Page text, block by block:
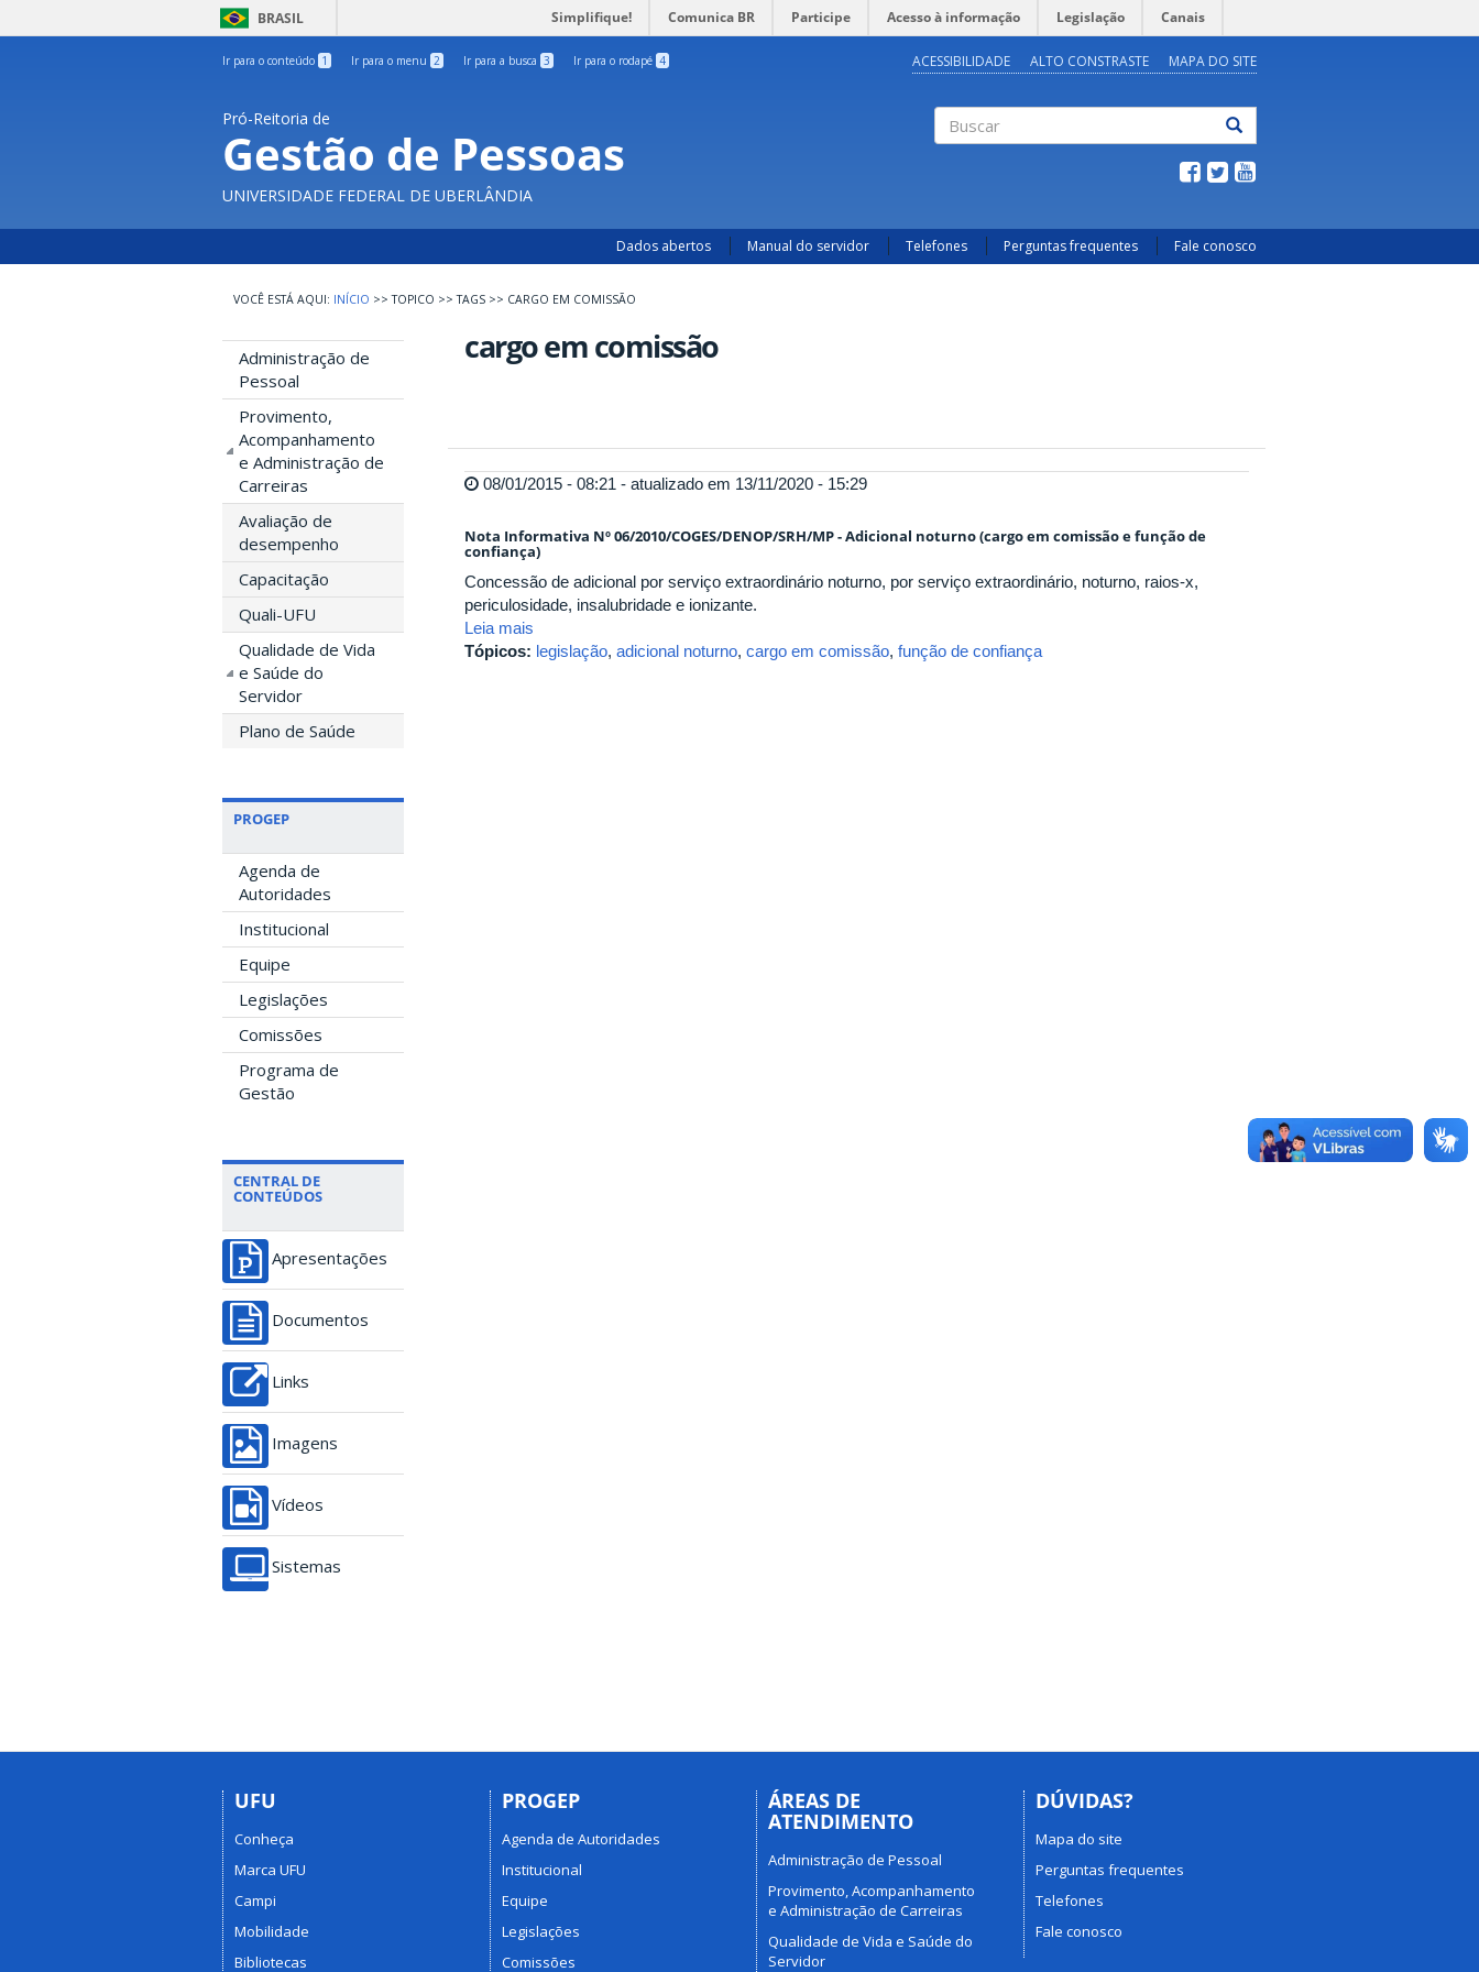
BRASIL Simplifique! Comunica BR Participe Acesso à informação Legislação Canais
Ir para o conteúdo 1 Ir para o menu 2 Ir para a busca 3 Ir para o rodapé 4 ACESSIBILIDADE ALTO CONSTRASTE MAPA DO SITE
Pró-Reitoria de
Gestão de Pessoas
UNIVERSIDADE FEDERAL DE UBERLÂNDIA
Dados abertos Manual do servidor Telefones Perguntas frequentes Fale conosco
INÍCIO >> TOPICO >> TAGS >> CARGO EM COMISSÃO
Administração de
Pessoal
Provimento,
Acompanhamento
e Administração de
Carreiras
Avaliação de
desempenho
Capacitação
Quali-UFU
Qualidade de Vida
e Saúde do
Servidor
Plano de Saúde
PROGEP
Agenda de
Autoridades
Institucional
Equipe
Legislações
Comissões
Programa de
Gestão
CENTRAL DE
CONTEÚDOS
Apresentações
Documentos
Links
Imagens
Vídeos
Sistemas
cargo em comissão
08/01/2015 - 08:21 - atualizado em 13/11/2020 - 15:29
Nota Informativa Nº 06/2010/COGES/DENOP/SRH/MP - Adicional noturno (cargo em comissão e função de
confiança)
Concessão de adicional por serviço extraordinário noturno, por serviço extraordinário, noturno, raios-x,
periculosidade, insalubridade e ionizante.
Leia mais
Tópicos: legislação, adicional noturno, cargo em comissão, função de confiança
UFU
Conheça
Marca UFU
Campi
Mobilidade
Bibliotecas
PROGEP
Agenda de Autoridades
Institucional
Equipe
Legislações
Comissões
ÁREAS DE
ATENDIMENTO
Administração de Pessoal
Provimento, Acompanhamento
e Administração de Carreiras
Qualidade de Vida e Saúde do
Servidor
DÚVIDAS?
Mapa do site
Perguntas frequentes
Telefones
Fale conosco